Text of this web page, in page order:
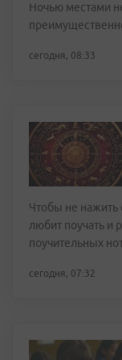
Ночью местами
сегодня, 08:33
Чтобы не нажить
любит поучать и
поучительных
сегодня, 07:32